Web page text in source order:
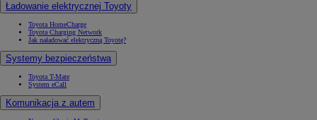
Ładowanie elektrycznej Toyoty
Toyota HomeCharge
Toyota Charging Network
Jak naładować elektryczną Toyotę?
Systemy bezpieczeństwa
Toyota T-Mate
System eCall
Komunikacja z autem